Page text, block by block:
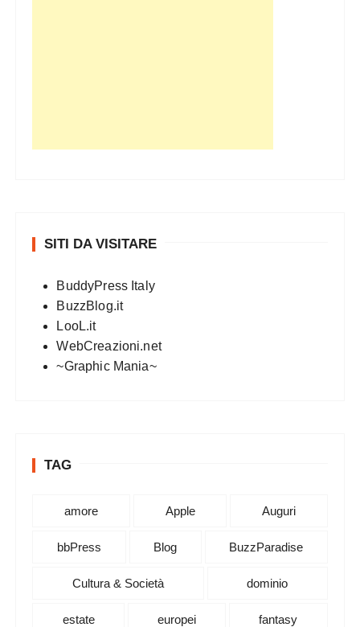
SITI DA VISITARE
BuddyPress Italy
BuzzBlog.it
LooL.it
WebCreazioni.net
~Graphic Mania~
TAG
amore Apple Auguri
bbPress Blog BuzzParadise
Cultura & Società dominio
estate europei fantasy